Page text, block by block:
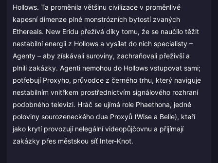
Hollows. Ta proměnila většinu civilizace v proměnlivé
kapesní dimenze plné monstrózních bytostí zvaných
Ethereals. New Eridu přežívá díky tomu, že se naučilo těžit
nestabilní energii z Hollows a vysílat do nich specialisty –
Agenty – aby získávali suroviny, zachraňovali přeživší a
plnili zakázky. Agenti nemohou do Hollows vstupovat sami;
potřebují Proxyho, průvodce z černého trhu, který naviguje
nestabilním vnitřkem prostřednictvím signálového rozhraní
podobného televizi. Hráč se ujímá role Phaethona, jedné
poloviny sourozeneckého dua Proxyů (Wise a Belle), kteří
jako krytí provozují nelegální videopůjčovnu a přijímají
zakázky přes městskou síť Inter-Knot.